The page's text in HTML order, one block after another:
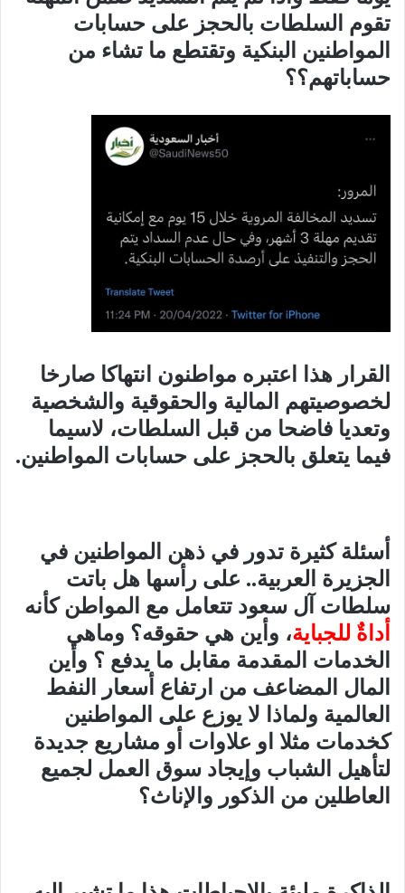
تقوم السلطات بالحجز على حسابات
المواطنين البنكية وتقتطع ما تشاء من
حساباتهم؟؟
القرار هذا اعتبره مواطنون انتهاكا صارخا
لخصوصيتهم المالية والحقوقية والشخصية
وتعديا فاضحا من قبل السلطات، لاسيما
فيما يتعلق بالحجز على حسابات المواطنين.
أسئلة كثيرة تدور في ذهن المواطنين في
الجزيرة العربية.. على رأسها هل باتت
سلطات آل سعود تتعامل مع المواطن كأنه
أداةٌ للجباية، وأين هي حقوقه؟ وماهي
الخدمات المقدمة مقابل ما يدفع ؟ وأين
المال المضاعف من ارتفاع أسعار النفط
العالمية ولماذا لا يوزع على المواطنين
كخدمات مثلا او علاوات أو مشاريع جديدة
لتأهيل الشباب وإيجاد سوق العمل لجميع
العاطلين من الذكور والإناث؟